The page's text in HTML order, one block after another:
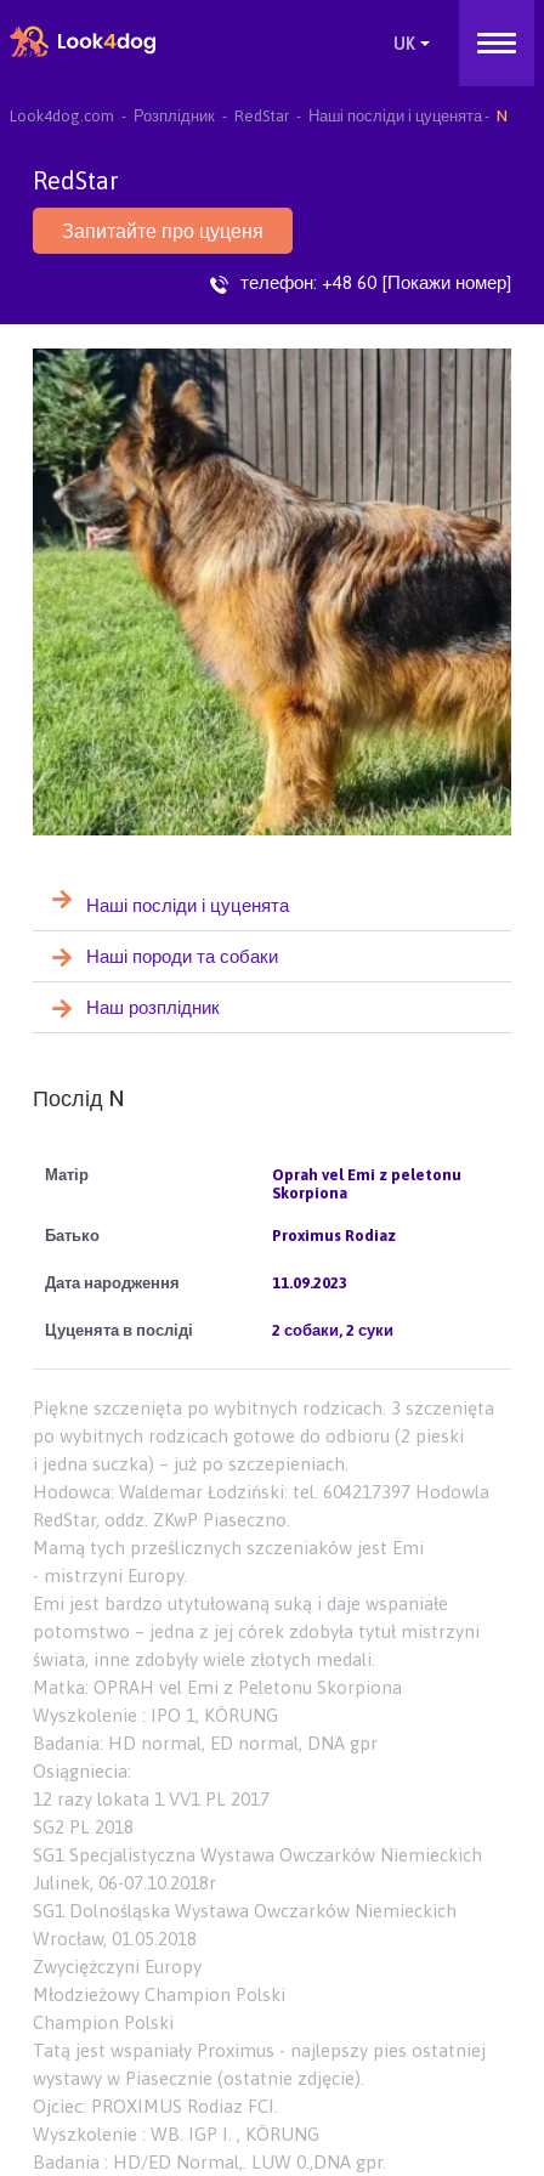
Look4dog.com Розплідник RedStar Наші посліди і цуценята N
RedStar
Запитайте про цуценя
телефон: +48 60 [Покажи номер]
Наші посліди і цуценята
Наші породи та собаки
Наш розплідник
Послід N
Oprah vel Emi z peletonu
Skorpiona
Proximus Rodiaz
11.09.2023
2 собаки, 2 суки
Piękne szczenięta po wybitnych rodzicach. 3 szczenięta
po wybitnych rodzicach gotowe do odbioru (2 pieski
i jedna suczka) – już po szczepieniach.
Hodowca: Waldemar Łodziński: tel. 604217397 Hodowla
RedStar, oddz. ZKwP Piaseczno.
Mamą tych prześlicznych szczeniaków jest Emi
- mistrzyni Europy.
Emi jest bardzo utytułowaną suką i daje wspaniałe
potomstwo – jedna z jej córek zdobyła tytuł mistrzyni
świata, inne zdobyły wiele złotych medali.
Matka: OPRAH vel Emi z Peletonu Skorpiona
Wyszkolenie : IPO 1, KÖRUNG
Badania: HD normal, ED normal, DNA gpr
Osiągniecia:
12 razy lokata 1 VV1 PL 2017
SG2 PL 2018
SG1 Specjalistyczna Wystawa Owczarków Niemieckich
Julinek, 06-07.10.2018r
SG1 Dolnośląska Wystawa Owczarków Niemieckich
Wrocław, 01.05.2018
Zwyciężczyni Europy
Młodzieżowy Champion Polski
Champion Polski
Tatą jest wspaniały Proximus - najlepszy pies ostatniej
wystawy w Piasecznie (ostatnie zdjęcie).
Ojciec: PROXIMUS Rodiaz FCI.
Wyszkolenie : WB. IGP I. , KÖRUNG
Badania : HD/ED Normal,. LUW 0.,DNA gpr.